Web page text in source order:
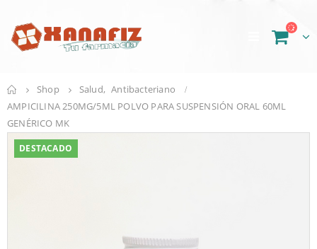
Shop Salud, Antibacteriano
AMPICILINA 250MG/5ML POLVO PARA SUSPENSIÓN ORAL 60ML
GENÉRICO MK
DESTACADO